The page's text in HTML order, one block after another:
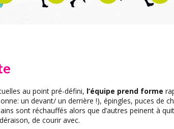
au point pré-défini, l’équipe prend forme
un devant/ un derrière !), épingles, puces de
sont réchauffés alors que d’autres peinent à
de courir avec.